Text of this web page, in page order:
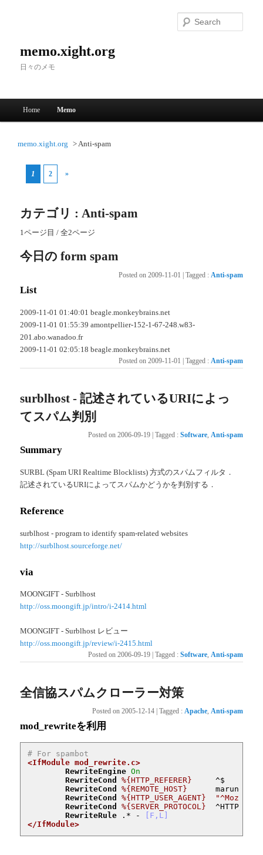
memo.xight.org
日々のメモ
Skip to primary content
Skip to secondary content
Home Memo
memo.xight.org Anti-spam
1 2 »
カテゴリ : Anti-spam
1ページ目 / 全2ページ
今日の form spam
Posted on 2009-11-01 | Tagged : Anti-spam
List
2009-11-01 01:40:01 beagle.monkeybrains.net
2009-11-01 01:55:39 amontpellier-152-1-67-248.w83-
201.abo.wanadoo.fr
2009-11-01 02:05:18 beagle.monkeybrains.net
Posted on 2009-11-01 | Tagged : Anti-spam
surblhost - 記述されているURIによっ
てスパム判別
Posted on 2006-09-19 Tagged : Software, Anti-spam
Summary
SURBL (Spam URI Realtime Blocklists) 方式のスパムフィルタ．
記述されているURIによってスパムかどうかを判別する．
Reference
surblhost - program to identify spam-related websites
http://surblhost.sourceforge.net/
via
MOONGIFT - Surblhost
http://oss.moongift.jp/intro/i-2414.html
MOONGIFT - Surblhost レビュー
http://oss.moongift.jp/review/i-2415.html
Posted on 2006-09-19 Tagged : Software, Anti-spam
全信協スパムクローラー対策
Posted on 2005-12-14 Tagged : Apache, Anti-spam
mod_rewriteを利用
# For spambot
<IfModule mod_rewrite.c>
RewriteEngine On
RewriteCond
%{HTTP_REFERER}
     ^$
RewriteCond
%{REMOTE_HOST}
RewriteCond
%{HTTP_USER_AGENT}
"^Mozilla/
RewriteCond
%{SERVER_PROTOCOL}
^HTTP/
RewriteRule .* -
[F,L]
</IfModule>